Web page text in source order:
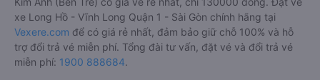
xe Long Hồ - Vĩnh Long Quận 1 - Sài Gòn chính hãng tại
Vexere.com để có giá rẻ nhất, đảm bảo giữ chỗ 100% và hỗ
trợ đổi trả vé miễn phí. Tổng đài tư vấn, đặt vé và đổi trả vé
miễn phí: 1900 888684.